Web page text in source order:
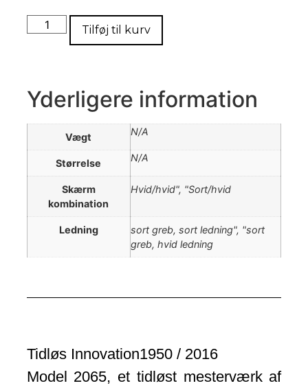
Tilføj til kurv
Yderligere information
Vægt N/A
Størrelse N/A
Skærm
kombination
Hvid/hvid", "Sort/hvid
Ledning
sort greb, sort ledning", "sort
greb, hvid ledning
Tidløs Innovation1950 / 2016
Model 2065, et tidløst mesterværk af